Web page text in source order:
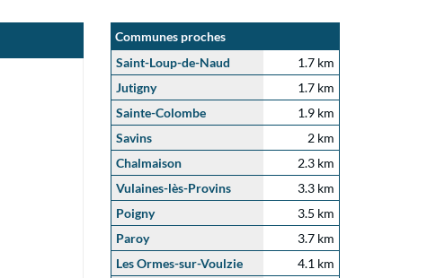
Communes proches
Saint-Loup-de-Naud
1.7 km
Jutigny
1.7 km
Sainte-Colombe
1.9 km
Savins
2 km
Chalmaison
2.3 km
Vulaines-lès-Provins
3.3 km
Poigny
3.5 km
Paroy
3.7 km
Les Ormes-sur-Voulzie
4.1 km